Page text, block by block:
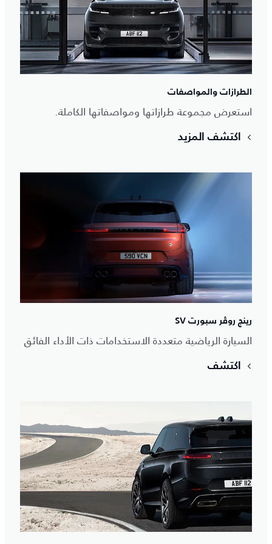
الطرازات والمواصفات
استعرض مجموعة طرازاتها ومواصفاتها الكاملة.
اكتشف المزيد
رينج روڤر سبورت SV
السيارة الرياضية متعددة الاستخدامات ذات الأداء الفائق
اكتشف